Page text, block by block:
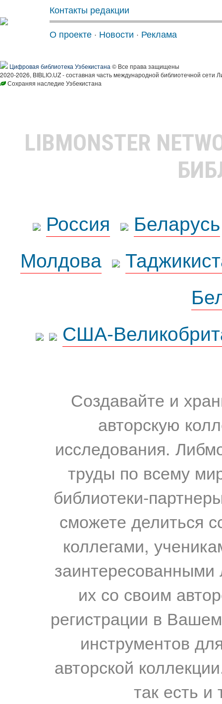
Контакты редакции
О проекте · Новости · Реклама
Цифровая библиотека Узбекистана © Все права защищены
2020-2026, BIBLIO.UZ - составная часть международной библиотечной сети
Сохраняя наследие Узбекистана
LIBMONSTER
Россия
Беларусь
Молдова
США-
Создавайте и
авторскую
исследования.
труды по всему
библиотеки-
сможете делиться
коллегами,
их со своим
регистрации в
инструментов
авторской
так есть и